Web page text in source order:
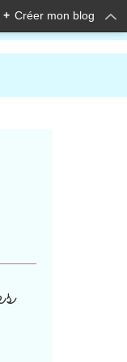
+ Créer mon blog